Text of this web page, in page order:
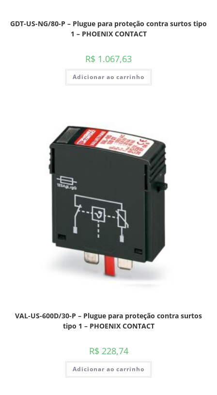
GDT-US-NG/80-P – Plugue para proteção contra surtos tipo
1 – PHOENIX CONTACT
R$ 1.067,63
Adicionar ao carrinho
VAL-US-600D/30-P – Plugue para proteção contra surtos
tipo 1 – PHOENIX CONTACT
R$ 228,74
Adicionar ao carrinho